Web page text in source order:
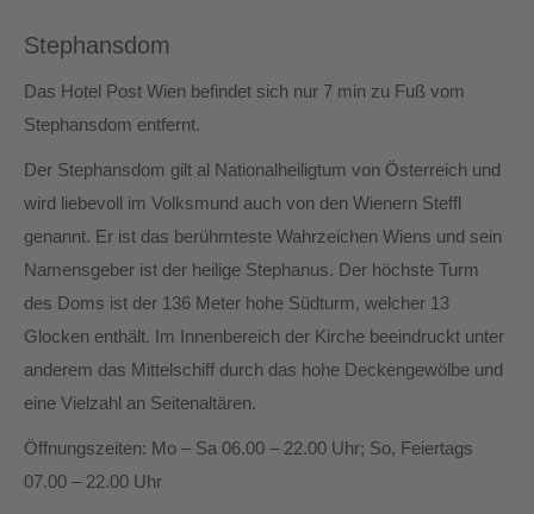
Stephansdom
Das Hotel Post Wien befindet sich nur 7 min zu Fuß vom
Stephansdom entfernt.
Der Stephansdom gilt al Nationalheiligtum von Österreich und
wird liebevoll im Volksmund auch von den Wienern Steffl
genannt. Er ist das berühmteste Wahrzeichen Wiens und sein
Namensgeber ist der heilige Stephanus. Der höchste Turm
des Doms ist der 136 Meter hohe Südturm, welcher 13
Glocken enthält. Im Innenbereich der Kirche beeindruckt unter
anderem das Mittelschiff durch das hohe Deckengewölbe und
eine Vielzahl an Seitenaltären.
Öffnungszeiten: Mo – Sa 06.00 – 22.00 Uhr; So, Feiertags
07.00 – 22.00 Uhr